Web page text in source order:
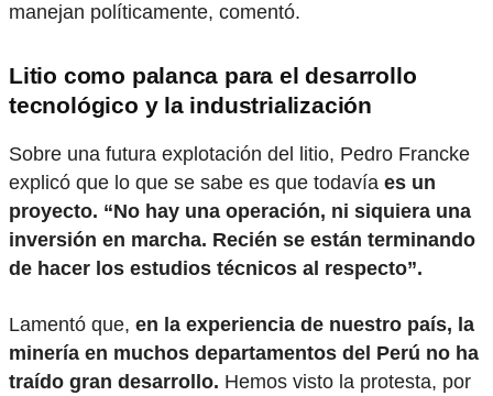
manejan políticamente, comentó.
Litio como palanca para el desarrollo
tecnológico y la industrialización
Sobre una futura explotación del litio, Pedro Francke
explicó que lo que se sabe es que todavía es un
proyecto. “No hay una operación, ni siquiera una
inversión en marcha. Recién se están terminando
de hacer los estudios técnicos al respecto”.
Lamentó que, en la experiencia de nuestro país, la
minería en muchos departamentos del Perú no ha
traído gran desarrollo. Hemos visto la protesta, por